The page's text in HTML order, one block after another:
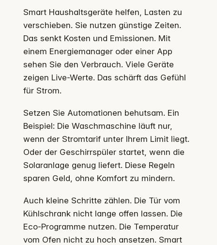
Smart Haushaltsgeräte helfen, Lasten zu
verschieben. Sie nutzen günstige Zeiten.
Das senkt Kosten und Emissionen. Mit
einem Energiemanager oder einer App
sehen Sie den Verbrauch. Viele Geräte
zeigen Live-Werte. Das schärft das Gefühl
für Strom.
Setzen Sie Automationen behutsam. Ein
Beispiel: Die Waschmaschine läuft nur,
wenn der Stromtarif unter Ihrem Limit liegt.
Oder der Geschirrspüler startet, wenn die
Solaranlage genug liefert. Diese Regeln
sparen Geld, ohne Komfort zu mindern.
Auch kleine Schritte zählen. Die Tür vom
Kühlschrank nicht lange offen lassen. Die
Eco-Programme nutzen. Die Temperatur
vom Ofen nicht zu hoch ansetzen. Smart